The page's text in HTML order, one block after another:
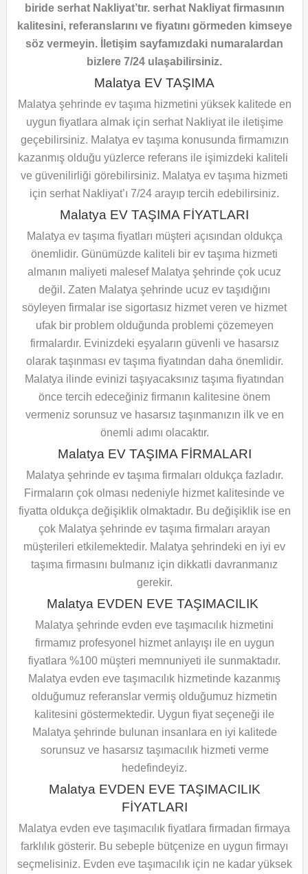
biride serhat Nakliyat’tır. serhat Nakliyat firmasının
kalitesini, referanslarını ve fiyatını görmeden kimseye
söz vermeyin. İletişim sayfamızdaki numaralardan
bizlere 7/24 ulaşabilirsiniz.
Malatya EV TAŞIMA
Malatya şehrinde ev taşıma hizmetini yüksek kalitede en
uygun fiyatlara almak için serhat Nakliyat ile iletişime
geçebilirsiniz. Malatya ev taşıma konusunda firmamızın
kazanmış olduğu yüzlerce referans ile işimizdeki kaliteli
ve güvenilirliği görebilirsiniz. Malatya ev taşıma hizmeti
için serhat Nakliyat’ı 7/24 arayıp tercih edebilirsiniz.
Malatya EV TAŞIMA FİYATLARI
Malatya ev taşıma fiyatları müşteri açısından oldukça
önemlidir. Günümüzde kaliteli bir ev taşıma hizmeti
almanın maliyeti malesef Malatya şehrinde çok ucuz
değil. Zaten Malatya şehrinde ucuz ev taşıdığını
söyleyen firmalar ise sigortasız hizmet veren ve hizmet
ufak bir problem olduğunda problemi çözemeyen
firmalardır. Evinizdeki eşyaların güvenli ve hasarsız
olarak taşınması ev taşıma fiyatından daha önemlidir.
Malatya ilinde evinizi taşıyacaksınız taşıma fiyatından
önce tercih edeceğiniz firmanın kalitesine önem
vermeniz sorunsuz ve hasarsız taşınmanızın ilk ve en
önemli adımı olacaktır.
Malatya EV TAŞIMA FİRMALARI
Malatya şehrinde ev taşıma firmaları oldukça fazladır.
Firmaların çok olması nedeniyle hizmet kalitesinde ve
fiyatta oldukça değişiklik olmaktadır. Bu değişiklik ise en
çok Malatya şehrinde ev taşıma firmaları arayan
müşterileri etkilemektedir. Malatya şehrindeki en iyi ev
taşıma firmasını bulmanız için dikkatli davranmanız
gerekir.
Malatya EVDEN EVE TAŞIMACILIK
Malatya şehrinde evden eve taşımacılık hizmetini
firmamız profesyonel hizmet anlayışı ile en uygun
fiyatlara %100 müşteri memnuniyeti ile sunmaktadır.
Malatya evden eve taşımacılık hizmetinde kazanmış
olduğumuz referanslar vermiş olduğumuz hizmetin
kalitesini göstermektedir. Uygun fiyat seçeneği ile
Malatya şehrinde bulunan insanlara en iyi kalitede
sorunsuz ve hasarsız taşımacılık hizmeti verme
hedefindeyiz.
Malatya EVDEN EVE TAŞIMACILIK
FİYATLARI
Malatya evden eve taşımacılık fiyatlara firmadan firmaya
farklılık gösterir. Bu sebeple bütçenize en uygun firmayı
seçmelisiniz. Evden eve taşımacılık için ne kadar yüksek